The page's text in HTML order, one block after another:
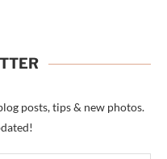
posts, tips & new photos.